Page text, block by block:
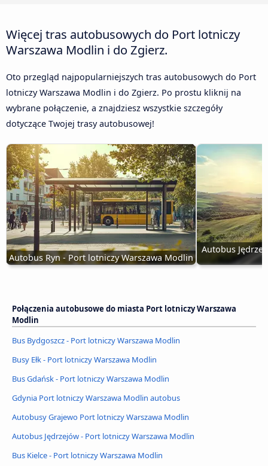
Więcej tras autobusowych do Port lotniczy
Warszawa Modlin i do Zgierz.
Oto przegląd najpopularniejszych tras autobusowych do Port
lotniczy Warszawa Modlin i do Zgierz. Po prostu kliknij na
wybrane połączenie, a znajdziesz wszystkie szczegóły
dotyczące Twojej trasy autobusowej!
Autobus Ryn - Port lotniczy Warszawa Modlin
Autobus
Połączenia autobusowe do miasta Port lotniczy Warszawa
Modlin
Bus Bydgoszcz - Port lotniczy Warszawa Modlin
Busy Ełk - Port lotniczy Warszawa Modlin
Bus Gdańsk - Port lotniczy Warszawa Modlin
Gdynia Port lotniczy Warszawa Modlin autobus
Autobusy Grajewo Port lotniczy Warszawa Modlin
Autobus Jędrzejów - Port lotniczy Warszawa Modlin
Bus Kielce - Port lotniczy Warszawa Modlin